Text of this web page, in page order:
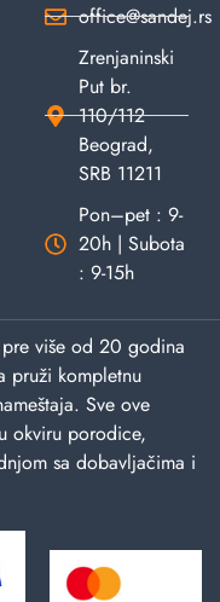
office@sandej.rs
Zrenjaninski
Put br.
110/112
Beograd,
SRB 11211
Pon–pet : 9-
20h | Subota
: 9-15h
više od 20 godina
pruži kompletnu
Sve ove
okviru porodice,
sa dobavljačima i